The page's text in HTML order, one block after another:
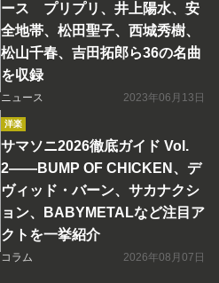
ース プリプリ、井上陽水、安
全地帯、松田聖子、西城秀樹、
松山千春、吉田拓郎ら36の名曲
を収録
ニュース 2023年06月13日
洋楽
サマソニ2026徹底ガイド Vol.
2――BUMP OF CHICKEN、デ
ヴィッド・バーン、サカナクシ
ョン、BABYMETALなど注目ア
クトを一挙紹介
コラム 2026年08月07日